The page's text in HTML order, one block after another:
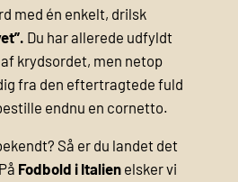
med én enkelt, drilsk
Du har allerede udfyldt
krydsordet, men netop
fra den eftertragtede fuld
endnu en cornetto.
Så er du landet det
Fodbold i Italienelsker vi